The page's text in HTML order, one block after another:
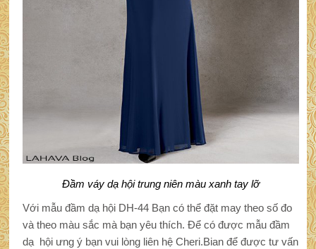
Đầm váy dạ hội trung niên màu xanh tay lỡ
Với mẫu đầm dạ hội DH-44 Bạn có thể đặt may theo số đo
và theo màu sắc mà bạn yêu thích. Để có được mẫu đầm
dạ hội ưng ý bạn vui lòng liên hệ Cheri.Bian để được tư vấn